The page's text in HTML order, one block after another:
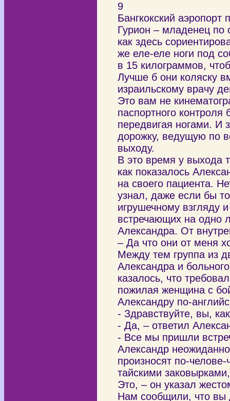
9
Бангкокский
Гурион – младенец
как здесь
же еле-еле ноги под
в 15 килограммов,
Лучше б они коляску
израильскому врачу
Это вам не
паспортного
передвигая ногами. И
дорожку, ведущую по
выходу.
В это время у выхода
как показалось
на своего пациента.
узнал, даже если бы
игрушечному взгляду
встречающих на одно
Александра. От
– Да что они от меня
Между тем группа из
Александра и
казалось, что
пожилая женщина с
Александру по-
- Здравствуйте, вы,
- Да, – ответил
- Все мы пришли
Александр
произносят по-
тайскими
Это, – он указал
Нам сообщили, что вы